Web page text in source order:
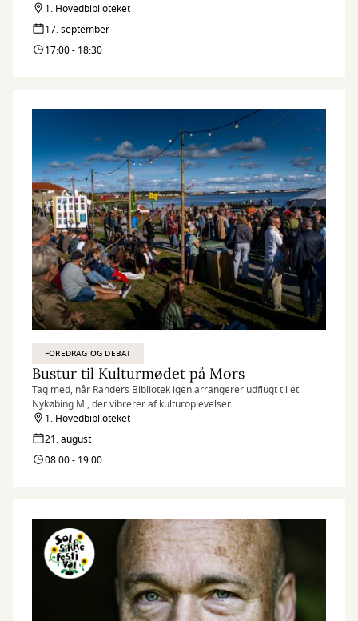
1. Hovedbiblioteket
17. september
17:00 - 18:30
FOREDRAG OG DEBAT
Bustur til Kulturmødet på Mors
Tag med, når Randers Bibliotek igen arrangerer udflugt til et
Nykøbing M., der vibrerer af kulturoplevelser.
1. Hovedbiblioteket
21. august
08:00 - 19:00